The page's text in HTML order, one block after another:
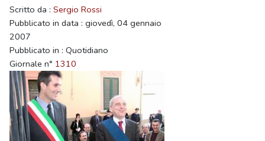
Scritto da : Sergio Rossi
Pubblicato in data : giovedì, 04 gennaio
2007
Pubblicato in : Quotidiano
Giornale n° 1310